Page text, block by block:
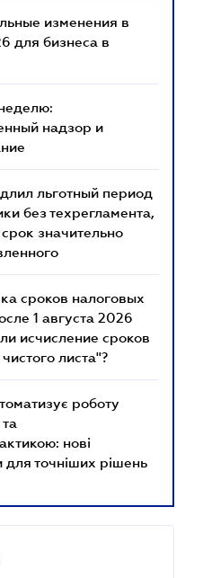
изменения в
для бизнеса в
надзор и
льготный период
без техрегламента,
значительно
сроков налоговых
1 августа 2026
исчисление сроков
листа"?
роботу
нові
для точніших рішень